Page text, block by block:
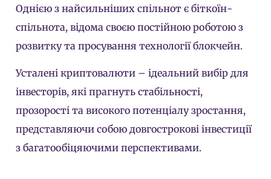
Однією з найсильніших спільнот є біткоїн-
спільнота, відома своєю постійною роботою з
розвитку та просування технології блокчейн.
Усталені криптовалюти – ідеальний вибір для
інвесторів, які прагнуть стабільності,
прозорості та високого потенціалу зростання,
представляючи собою довгострокові інвестиції
з багатообіцяючими перспективами.